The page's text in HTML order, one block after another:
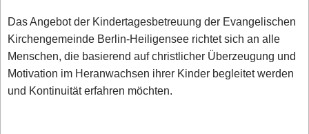
Das Angebot der Kindertagesbetreuung der Evangelischen
Kirchengemeinde Berlin-Heiligensee richtet sich an alle
Menschen, die basierend auf christlicher Überzeugung und
Motivation im Heranwachsen ihrer Kinder begleitet werden
und Kontinuität erfahren möchten.